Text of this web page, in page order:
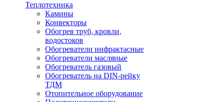
Теплотехника
Камины
Конвекторы
Обогрев труб, кровли,
водостоков
Обогреватели инфрактасные
Обогреватели масляные
Обогреватель газовый
Обогреватель на DIN-рейку
ТДМ
Отопительное оборудование